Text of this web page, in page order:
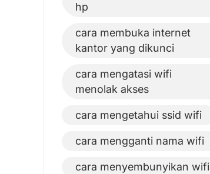
hp
cara membuka internet
kantor yang dikunci
cara mengatasi wifi
menolak akses
cara mengetahui ssid wifi
cara mengganti nama wifi
cara menyembunyikan wifi